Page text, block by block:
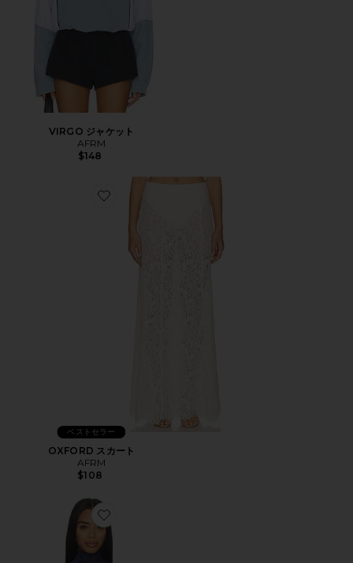
VIRGO ジャケット
AFRM
$148
Favorite OXFORD スカート
ベストセラー
OXFORD スカート
AFRM
$108
Favorite ZADIE CROCHET FLORAL トップ